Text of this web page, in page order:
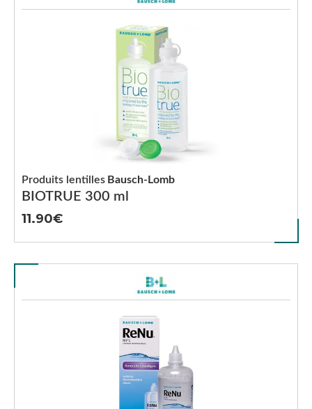
BIOTRUE 300 ml
Produits lentilles Bausch-Lomb
11.90